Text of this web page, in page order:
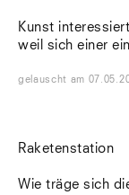
Kunst
weil sich einer
gelauscht am
Raketenstation
Wie träge sich